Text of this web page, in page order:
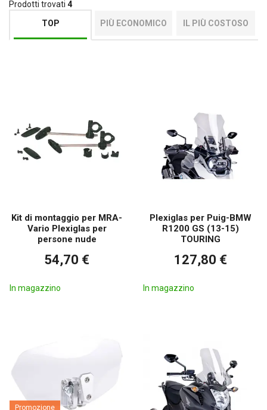
Prodotti trovati 4
TOP
PIÙ ECONOMICO IL PIÙ COSTOSO
Kit di montaggio per MRA-
Vario Plexiglas per
persone nude
54,70 €
In magazzino
Plexiglas per Puig-BMW
R1200 GS (13-15)
TOURING
127,80 €
In magazzino
Promozione